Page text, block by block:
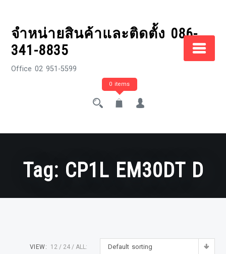
contentจำหน่ายสินค้าและติดตั้ง 086-
341-8835
Office 02 951-5599
0 items
Tag: CP1L EM30DT D
Default sorting
VIEW: 12 24 ALL: